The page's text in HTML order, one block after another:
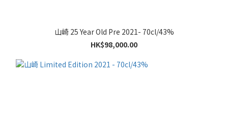
山崎 25 Year Old Pre 2021- 70cl/43%
HK$98,000.00